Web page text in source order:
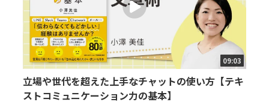
09:03
立場や世代を超えた上手なチャットの使い方【テキ
ストコミュニケーション力の基本】